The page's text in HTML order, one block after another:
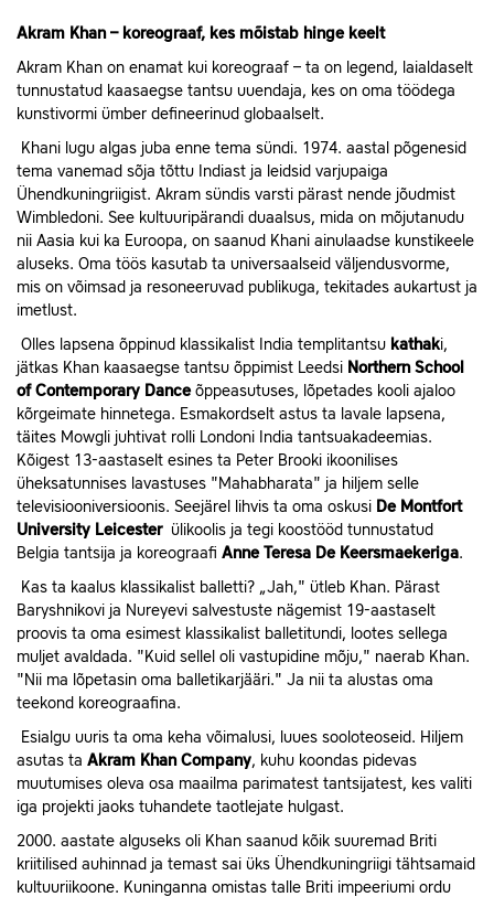
Akram Khan – koreograaf, kes mõistab hinge keelt
Akram Khan on enamat kui koreograaf – ta on legend, laialdaselt
tunnustatud kaasaegse tantsu uuendaja, kes on oma töödega
kunstivormi ümber defineerinud globaalselt.
Khani lugu algas juba enne tema sündi. 1974. aastal põgenesid
tema vanemad sõja tõttu Indiast ja leidsid varjupaiga
Ühendkuningriigist. Akram sündis varsti pärast nende jõudmist
Wimbledoni. See kultuuripärandi duaalsus, mida on mõjutanudu
nii Aasia kui ka Euroopa, on saanud Khani ainulaadse kunstikeele
aluseks. Oma töös kasutab ta universaalseid väljendusvorme,
mis on võimsad ja resoneeruvad publikuga, tekitades aukartust ja
imetlust.
Olles lapsena õppinud klassikalist India templitantsu kathaki,
jätkas Khan kaasaegse tantsu õppimist Leedsi Northern School
of Contemporary Danceõppeasutuses, lõpetades kooli ajaloo
kõrgeimate hinnetega. Esmakordselt astus ta lavale lapsena,
täites Mowgli juhtivat rolli Londoni India tantsuakadeemias.
Kõigest 13-aastaselt esines ta Peter Brooki ikoonilises
üheksatunnises lavastuses "Mahabharata" ja hiljem selle
televisiooniversioonis. Seejärel lihvis ta oma oskusi De Montfort
University Leicesterülikoolis ja tegi koostööd tunnustatud
Belgia tantsija ja koreograafi Anne Teresa De Keersmaekeriga.
Kas ta kaalus klassikalist balletti? „Jah," ütleb Khan. Pärast
Baryshnikovi ja Nureyevi salvestuste nägemist 19-aastaselt
proovis ta oma esimest klassikalist balletitundi, lootes sellega
muljet avaldada. "Kuid sellel oli vastupidine mõju," naerab Khan.
"Nii ma lõpetasin oma balletikarjääri." Ja nii ta alustas oma
teekond koreograafina.
Esialgu uuris ta oma keha võimalusi, luues sooloteoseid. Hiljem
asutas ta Akram Khan Company, kuhu koondas pidevas
muutumises oleva osa maailma parimatest tantsijatest, kes valiti
iga projekti jaoks tuhandete taotlejate hulgast.
2000. aastate alguseks oli Khan saanud kõik suuremad Briti
kriitilised auhinnad ja temast sai üks Ühendkuningriigi tähtsamaid
kultuuriikoone. Kuninganna omistas talle Briti impeeriumi ordu